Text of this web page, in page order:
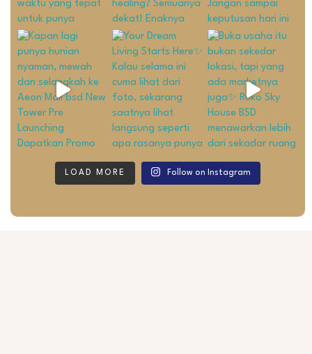
LOAD MORE Follow on Instagram